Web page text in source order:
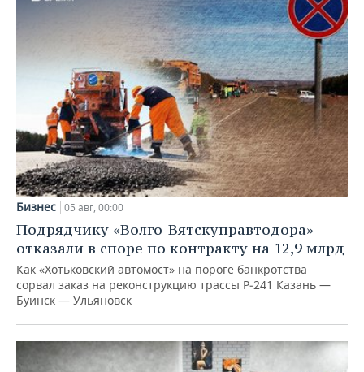
Бизнес 05 авг, 00:00
Подрядчику «Волго-Вятскуправтодора»
отказали в споре по контракту на 12,9 млрд
Как «Хотьковский автомост» на пороге банкротства
сорвал заказ на реконструкцию трассы Р‑241 Казань —
Буинск — Ульяновск